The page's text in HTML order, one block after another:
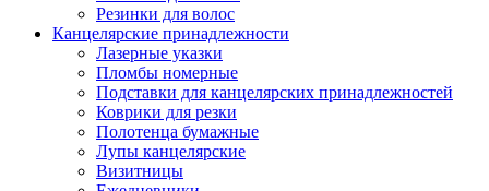
Резинки для волос
Канцелярские принадлежности
Лазерные указки
Пломбы номерные
Подставки для канцелярских принадлежностей
Коврики для резки
Полотенца бумажные
Лупы канцелярские
Визитницы